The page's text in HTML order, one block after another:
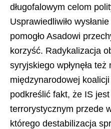
długofalowym celom
Usprawiedliwiło
pomogło Asadowi
korzyść. Radykalizacja
syryjskiego wpłynęła
międzynarodowej
podkreślić fakt, że IS
terrorystycznym przede
którego destabilizacja